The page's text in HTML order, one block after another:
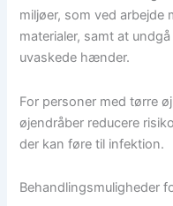
miljøer, som ved arbejde
materialer, samt at
uvaskede hænder.
For personer med tørre
øjendråber reducere
der kan føre til infektion.
Behandlingsmuligheder